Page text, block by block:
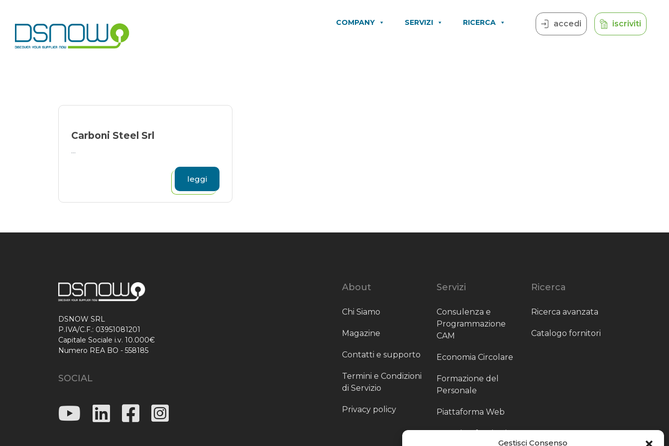
Gestisci Consenso
content
COMPANY SERVIZI RICERCA accedi iscriviti
Carboni Steel Srl
...
leggi
DSNOW SRL
P.IVA/C.F.: 03951081201
Capitale Sociale i.v. 10.000€
Numero REA BO - 558185
SOCIAL
About
Chi Siamo
Magazine
Contatti e supporto
Termini e Condizioni
di Servizio
Privacy policy
Servizi
Consulenza e
Programmazione
CAM
Economia Circolare
Formazione del
Personale
Piattaforma Web
Scouting fornitori
Ricerca
Ricerca avanzata
Catalogo fornitori